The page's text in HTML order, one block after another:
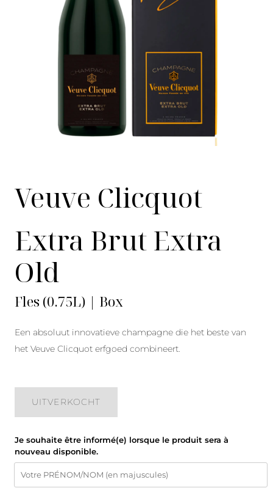
Veuve Clicquot
Extra Brut Extra
Old
Fles (0.75L) | Box
Een absoluut innovatieve champagne die het beste van
het Veuve Clicquot erfgoed combineert.
UITVERKOCHT
Je souhaite être informé(e) lorsque le produit sera à
nouveau disponible.